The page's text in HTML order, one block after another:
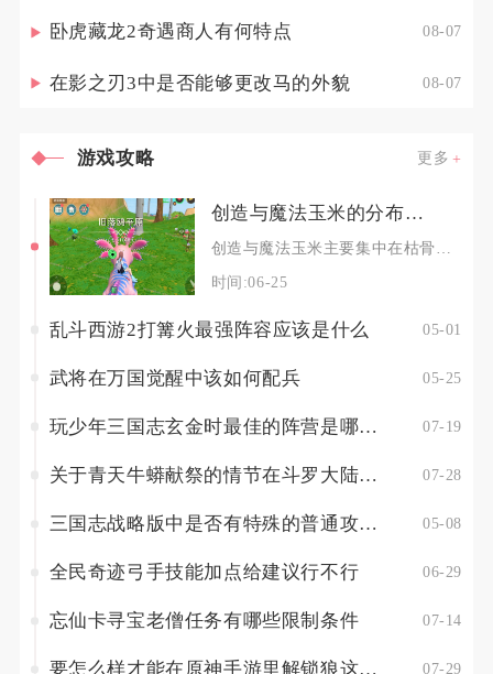
卧虎藏龙2奇遇商人有何特点 08-07
在影之刃3中是否能够更改马的外貌 08-07
游戏攻略 更多
创造与魔法玉米的分布情况如何
创造与魔法玉米主要集中在枯骨山脉、乐乐河谷上方峡谷与银月丘陵三大区域，其中枯骨山脉密度最高
时间:06-25
乱斗西游2打篝火最强阵容应该是什么 05-01
武将在万国觉醒中该如何配兵 05-25
玩少年三国志玄金时最佳的阵营是哪个呢 07-19
关于青天牛蟒献祭的情节在斗罗大陆的哪一章 07-28
三国志战略版中是否有特殊的普通攻击效果 05-08
全民奇迹弓手技能加点给建议行不行 06-29
忘仙卡寻宝老僧任务有哪些限制条件 07-14
要怎么样才能在原神手游里解锁狼这个角色 07-29